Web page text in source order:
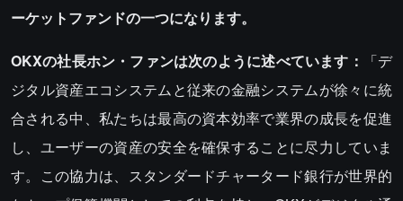
ーケットファンドの一つになります。
OKXの社長ホン・ファンは次のように述べています：
「デ
ジタル資産エコシステムと従来の金融システムが徐々に統
合される中、私たちは最高の資本効率で業界の成長を促進
し、ユーザーの資産の安全を確保することに尽力していま
す。この協力は、スタンダードチャータード銀行が世界的